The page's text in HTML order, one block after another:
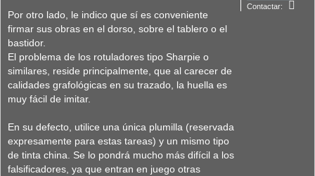
Contactar:
Por otro lado, le indico que sí es conveniente
firmar sus obras en el dorso, sobre el tablero o el
bastidor.
El problema de los rotuladores tipo Sharpie o
similares, reside principalmente, que al carecer de
calidades grafológicas en su trazado, la huella es
muy fácil de imitar.
En su defecto, utilice una única plumilla (reservada
expresamente para estas tareas) y un mismo tipo
de tinta china. Se lo pondrá mucho más difícil a los
falsificadores, ya que entran en juego otras